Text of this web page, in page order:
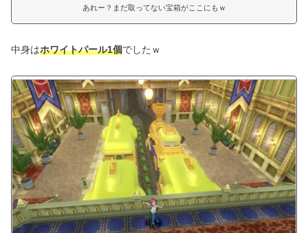
あれー？まだ取ってない宝箱がここにもｗ
中身はホワイトパール1個でしたｗ